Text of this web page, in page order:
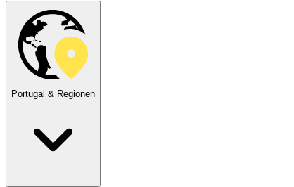
Portugal & Regionen